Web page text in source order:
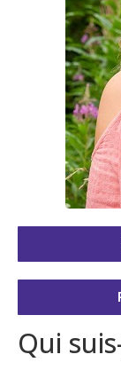
Qui